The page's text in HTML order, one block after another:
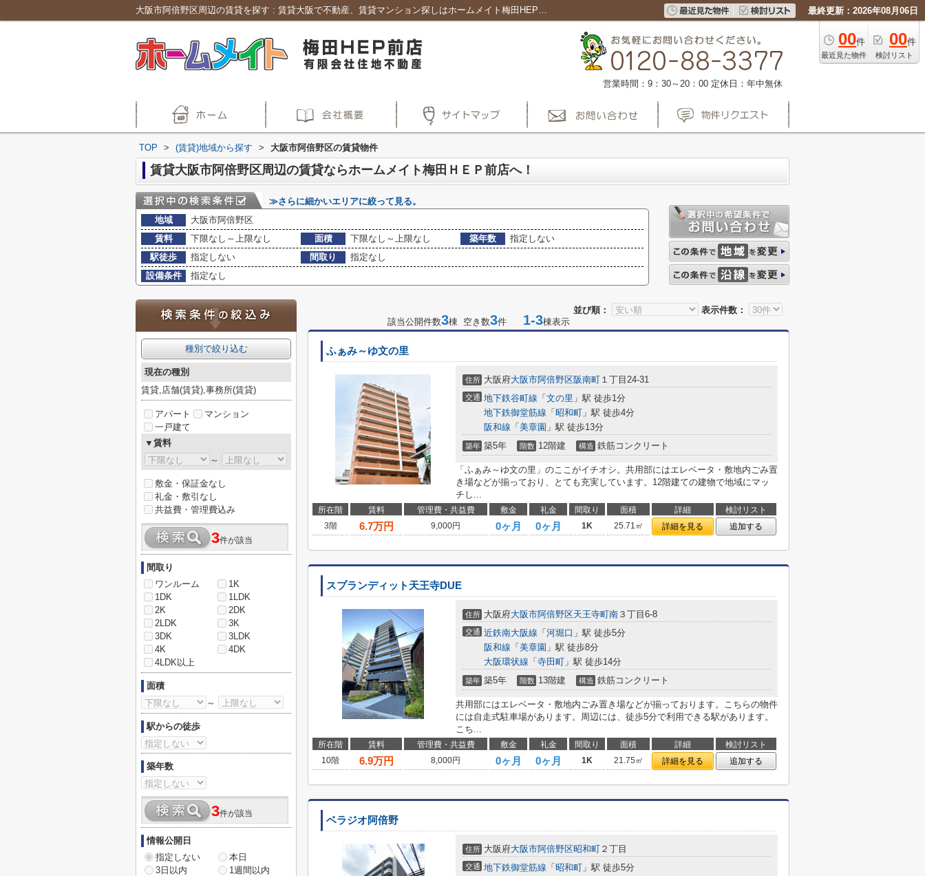
大阪市阿倍野区周辺の賃貸を探す : 賃貸大阪で不動産、賃貸マンション探しはホームメイト梅田HEP前店｜賃貸大阪で不動産、賃貸マンション探しはホームメイト梅田HEP前店 最終更新：2026年08月06日
00件
最近見た物件
00件
検討リスト
営業時間：9：30～20：00 定休日：年中無休
TOP > (賃貸)地域から探す > 大阪市阿倍野区の賃貸物件
賃貸大阪市阿倍野区周辺の賃貸ならホームメイト梅田ＨＥＰ前店へ！
≫さらに細かいエリアに絞って見る。
地域
大阪市阿倍野区
賃料
下限なし～上限なし 面積 下限なし～上限なし 築年数
指定しない
駅徒歩
指定しない 間取り
指定なし
設備条件
指定なし
並び順：
表示件数：
該当公開件数3棟 空き数3件 1-3棟表示
ふぁみ～ゆ文の里
住所 大阪府大阪市阿倍野区阪南町 １丁目24-31
交通 地下鉄谷町線 「 文の里 」駅 徒歩1分
地下鉄御堂筋線 「 昭和町 」駅 徒歩4分
阪和線 「 美章園 」駅 徒歩13分
築年 築5年 階数 12階建 構造 鉄筋コンクリート
「ふぁみ～ゆ文の里」のここがイチオシ。共用部にはエレベータ・敷地内ごみ置
き場などが揃っており、とても充実しています。12階建ての建物で地域にマッ
チし...
所在階 賃料 管理費・共益費 敷金 礼金 間取り 面積 詳細
検討リスト
3階
6.7万円 9,000円 0ヶ月 0ヶ月 1K 25.71㎡ 詳細を見る 追加する
スプランディット天王寺DUE
住所 大阪府大阪市阿倍野区天王寺町南 ３丁目6-8
交通 近鉄南大阪線 「 河堀口 」駅 徒歩5分
阪和線 「 美章園 」駅 徒歩8分
大阪環状線 「 寺田町 」駅 徒歩14分
築年 築5年 階数 13階建 構造 鉄筋コンクリート
共用部にはエレベータ・敷地内ごみ置き場などが揃っております。こちらの物件
には自走式駐車場があります。周辺には、徒歩5分で利用できる駅があります。
こち...
所在階 賃料 管理費・共益費 敷金 礼金 間取り 面積 詳細
検討リスト
10階
6.9万円 8,000円 0ヶ月 0ヶ月 1K 21.75㎡ 詳細を見る 追加する
ベラジオ阿倍野
住所 大阪府大阪市阿倍野区昭和町 ２丁目
交通 地下鉄御堂筋線 「 昭和町 」駅 徒歩5分
種別で絞り込む
現在の種別
賃貸,店舗(賃貸),事務所(賃貸)
アパート
マンション
一戸建て
▼賃料
～
敷金・保証金なし
礼金・敷引なし
共益費・管理費込み
3件が該当
間取り
ワンルーム
1K
1DK
1LDK
2K
2DK
2LDK
3K
3DK
3LDK
4K
4DK
4LDK以上
面積
～
駅からの徒歩
築年数
3件が該当
情報公開日
指定しない
本日
3日以内
1週間以内